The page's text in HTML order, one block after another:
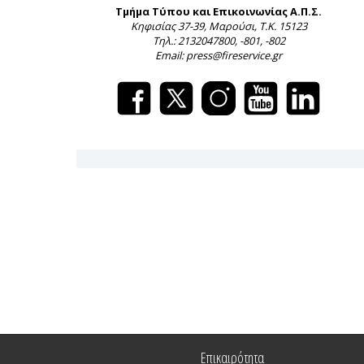
Τμήμα Τύπου και Επικοινωνίας Α.Π.Σ.
Κηφισίας 37-39, Μαρούσι, Τ.Κ. 15123
Τηλ.: 2132047800, -801, -802
Email: press@fireservice.gr
Επικαιρότητα